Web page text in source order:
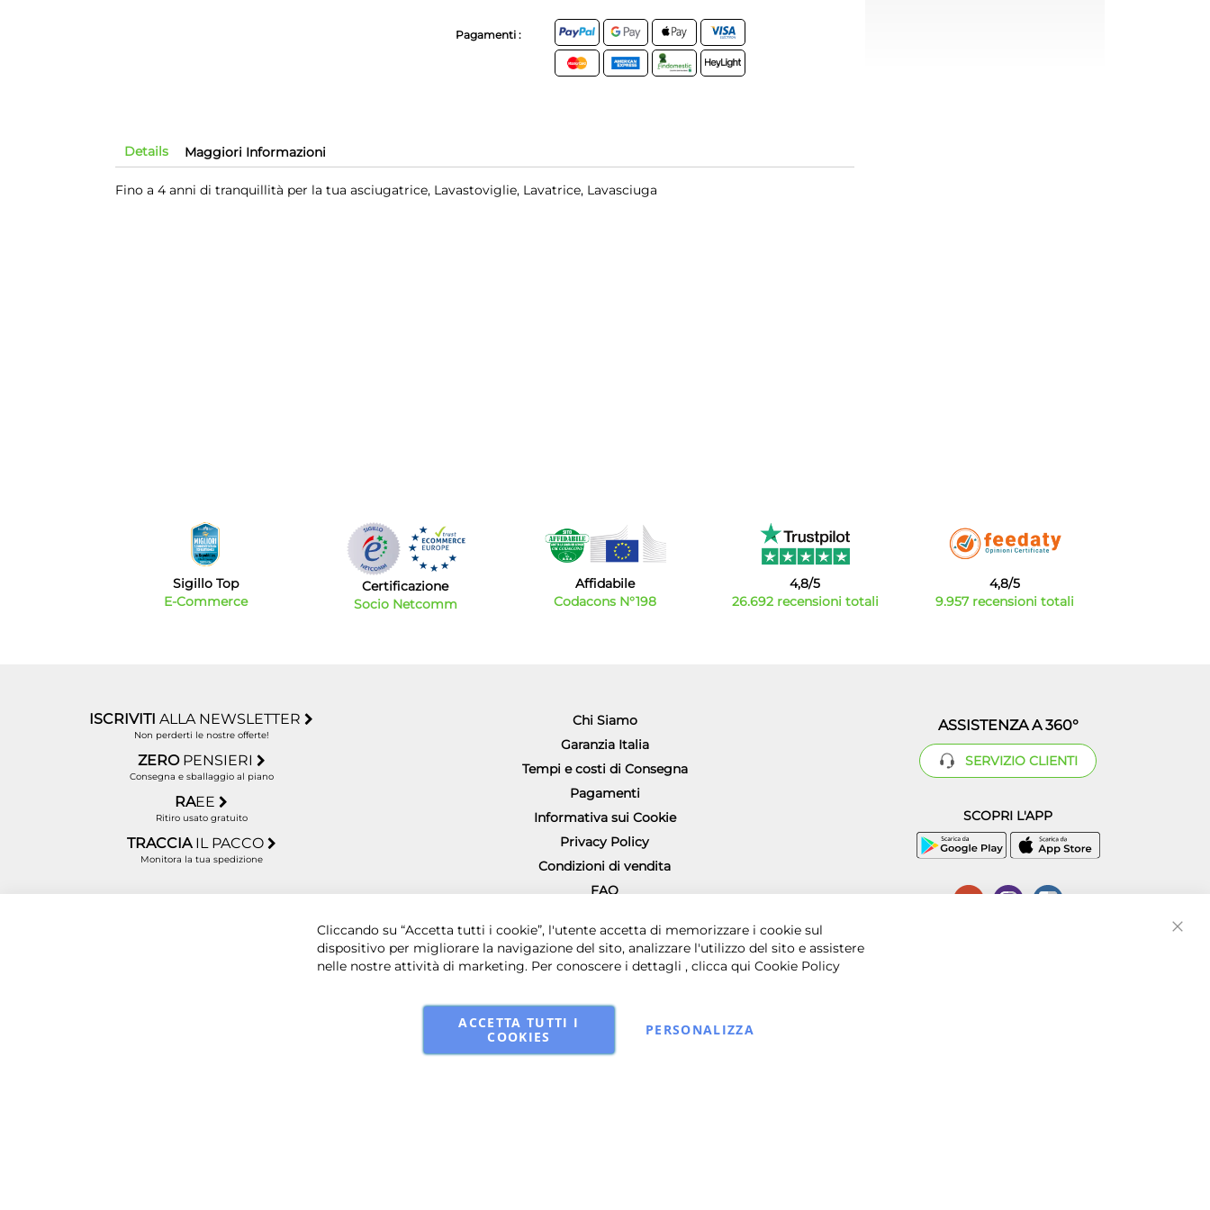
Pagamenti :
Details
Fino a 4 anni di tranquillità per la tua asciugatrice, Lavastoviglie, Lavatrice, Lavasciuga
Maggiori Informazioni
Sigillo Top
E-Commerce
Certificazione
Socio Netcomm
Affidabile
Codacons N°198
4,8/5
26.692 recensioni totali
4,8/5
9.957 recensioni totali
ISCRIVITIALLA NEWSLETTER
Non perderti le nostre offerte!
ZERO PENSIERI
Consegna e sballaggio al piano
RAEE
Ritiro usato gratuito
TRACCIA IL PACCO
Monitora la tua spedizione
Chi Siamo
Garanzia Italia
Tempi e costi di Consegna
Pagamenti
Informativa sui Cookie
Privacy Policy
Condizioni di vendita
FAQ
ASSISTENZA A 360°
SERVIZIO CLIENTI
SCOPRI L'APP
Copyright © 2025 BYTECNO S.R.L. Cap. Soc. 50.000 € i.v. - Sede legale in via Principe di Piemonte 199, 80026 Casoria (NA) - P.I. 07016001211, C.C.I.A.A. Napoli, REA 856312.